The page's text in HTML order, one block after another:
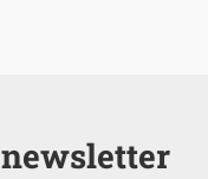
newsletter